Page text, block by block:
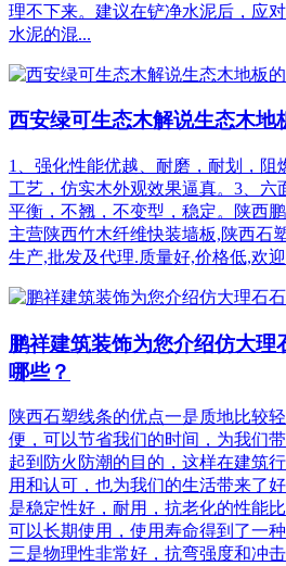
理不下来。建议在铲净水泥后，应
水泥的混...
西安绿可生态木解说生态木地
1、强化性能优越、耐磨，耐划，阻
工艺，仿实木外观效果逼真。3、六
平衡，不翘，不变型，稳定。陕西
主营陕西竹木纤维快装墙板,陕西石
生产,批发及代理.质量好,价格低,欢
鹏祥建筑装饰为您介绍仿大理
哪些？
陕西石塑线条的优点一是质地比较
便，可以节省我们的时间，为我们
起到防火防潮的目的，这样在建筑
用和认可，也为我们的生活带来了
是稳定性好，耐用，抗老化的性能
可以长期使用，使用寿命得到了一
三是物理性非常好，抗弯强度和冲